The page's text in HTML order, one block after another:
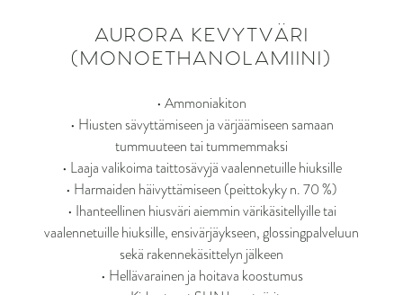
AURORA KEVYTVÄRI
(MONOETHANOLAMIINI)
• Ammoniakiton
• Hiusten sävyttämiseen ja värjäämiseen samaan
tummuuteen tai tummemmaksi
• Laaja valikoima taittosävyjä vaalennetuille hiuksille
• Harmaiden häivyttämiseen (peittokyky n. 70 %)
• Ihanteellinen hiusväri aiemmin värikäsitellyille tai
vaalennetuille hiuksille, ensivärjäykseen, glossingpalveluun
sekä rakennekäsittelyn jälkeen
• Hellävarainen ja hoitava koostumus